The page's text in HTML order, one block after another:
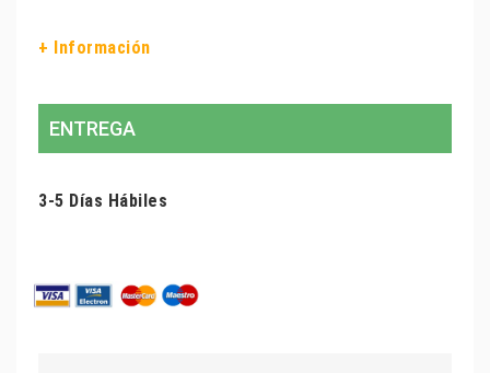
+ Información
ENTREGA
3-5 Días Hábiles